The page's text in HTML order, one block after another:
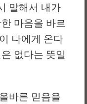
말해서 내가
마음을 바르
나에게 온다
없다는 뜻일
바른 믿음을